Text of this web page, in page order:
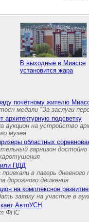
В выходные в Миассе
установится жара
почётному жителю
медали "За заслуги
архитектурную подсветку
аукцион на устройство
музея
областных
гарнизон
ПДД
в лагерь
дорожного движения
на комплексное
заявку на участие в
АвтоУСН
ФНС